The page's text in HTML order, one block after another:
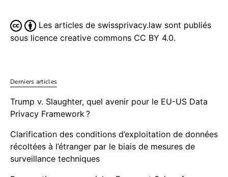
Les articles de swissprivacy.law sont publiés
sous licence creative commons CC BY 4.0.
Derniers articles
Trump v. Slaughter, quel avenir pour le EU-US Data
Privacy Framework ?
Clarification des conditions d’exploitation de données
récoltées à l’étranger par le biais de mesures de
surveillance techniques